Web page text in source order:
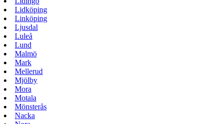
Lidköping
Linköping
Ljusdal
Luleå
Lund
Malmö
Mark
Mellerud
Mjölby
Mora
Motala
Mönsterås
Nacka